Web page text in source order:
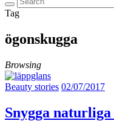
Tag
ögonskugga
Browsing
Beauty stories 02/07/2017
Snygga